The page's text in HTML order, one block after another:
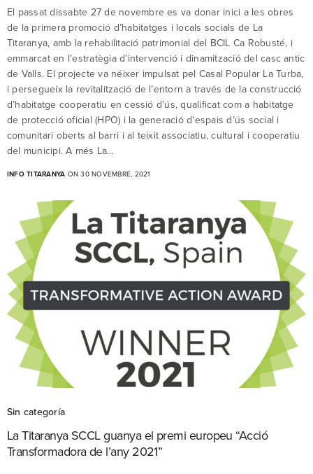
El passat dissabte 27 de novembre es va donar inici a les obres
de la primera promoció d’habitatges i locals socials de La
Titaranya, amb la rehabilitació patrimonial del BCIL Ca Robusté, i
emmarcat en l’estratègia d’intervenció i dinamització del casc antic
de Valls. El projecte va néixer impulsat pel Casal Popular La Turba,
i persegueix la revitalització de l’entorn a través de la construcció
d’habitatge cooperatiu en cessió d’ús, qualificat com a habitatge
de protecció oficial (HPO) i la generació d’espais d’ús social i
comunitari oberts al barri i al teixit associatiu, cultural i cooperatiu
del municipi. A més La…
INFO TITARANYA ON 30 NOVEMBRE, 2021
Sin categoría
La Titaranya SCCL guanya el premi europeu “Acció
Transformadora de l’any 2021”